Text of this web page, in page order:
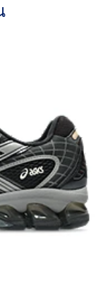
fit
helps improve
with
dyeing
45%